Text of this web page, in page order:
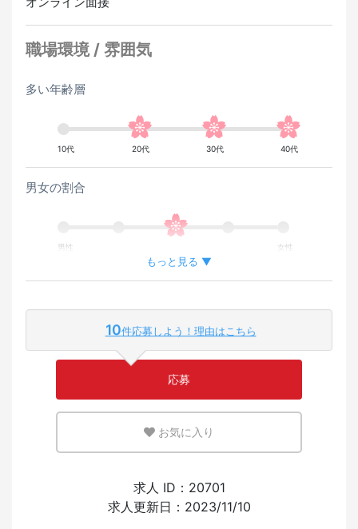
職場環境 / 雰囲気
多い年齢層
10代 20代 30代 40代
男女の割合
男性 女性
外国人が働いている割合
英語または母国語を活かせる環境
もっと見る ▼
10件応募しよう！理由はこちら
応募
お気に入り
求人 ID：20701
求人更新日：2023/11/10